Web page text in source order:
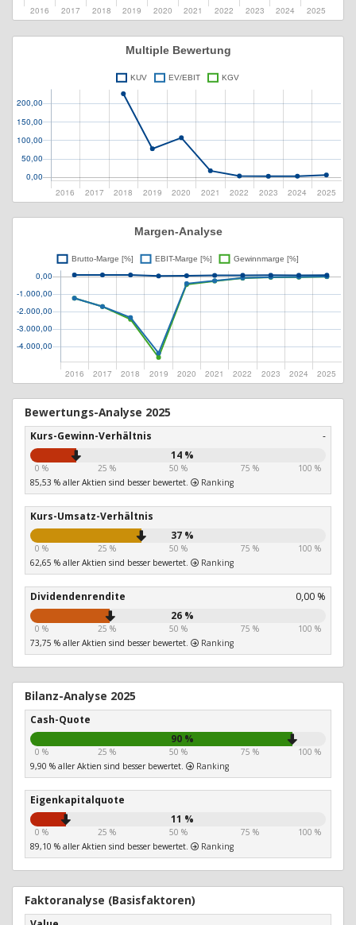
Bewertungs-Analyse 2025
Kurs-Gewinn-Verhältnis
-
14 %
0 % 25 % 50 % 75 %
100 %
85,53 % aller Aktien sind besser bewertet.
Ranking
Kurs-Umsatz-Verhältnis
37 %
0 % 25 % 50 % 75 %
100 %
62,65 % aller Aktien sind besser bewertet.
Ranking
Dividendenrendite
0,00 %
26 %
0 % 25 % 50 % 75 %
100 %
73,75 % aller Aktien sind besser bewertet.
Ranking
Bilanz-Analyse 2025
Cash-Quote
90 %
0 % 25 % 50 % 75 %
100 %
9,90 % aller Aktien sind besser bewertet.
Ranking
Eigenkapitalquote
11 %
0 % 25 % 50 % 75 %
100 %
89,10 % aller Aktien sind besser bewertet.
Ranking
Faktoranalyse (Basisfaktoren)